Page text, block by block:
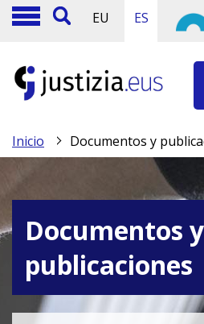
EU ES
Inicio Documentos y
Documentos y
publicaciones